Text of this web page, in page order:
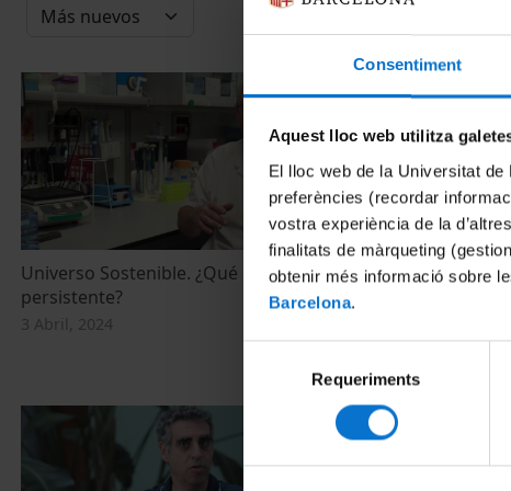
Consentiment
Aquest lloc web utilitza
El lloc web de la Universitat
preferències (recordar
vostra experiència de la
finalitats de màrqueting
obtenir més informació sobre
Barcelona.
consentiment
Requeriments
Universo Sostenible. ¿Qué es el Covid
persistente?
3 Abril, 2024
Supervisem
aigües
10 Noviembre,